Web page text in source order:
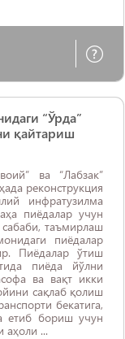
“Ўрда”
қайтариш
ва “Лабзак”
реконструкция
инфратузилма
пиёдалар учун
таъмирлаш
пиёдалар
Пиёдалар ўтиш
пиёда йўлни
ва вақт икки
сақлаб қолиш
бекатига,
етиб бориш учун
аҳоли ...